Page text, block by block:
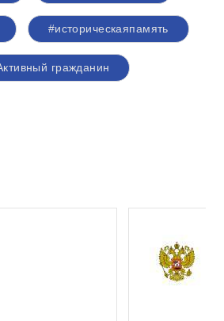
#историческаяпамять
гражданин